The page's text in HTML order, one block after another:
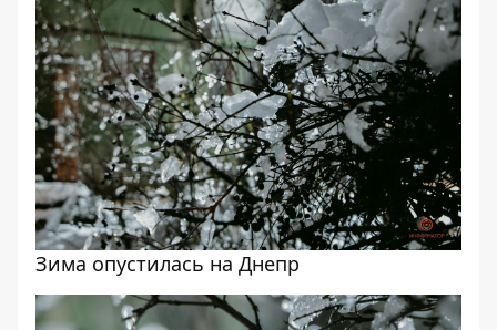
Зима опустилась на Днепр